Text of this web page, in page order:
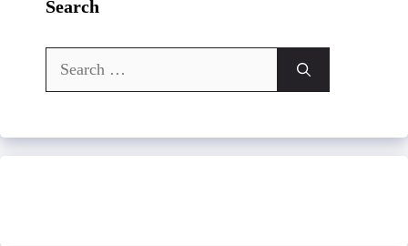
Search
Search
for: